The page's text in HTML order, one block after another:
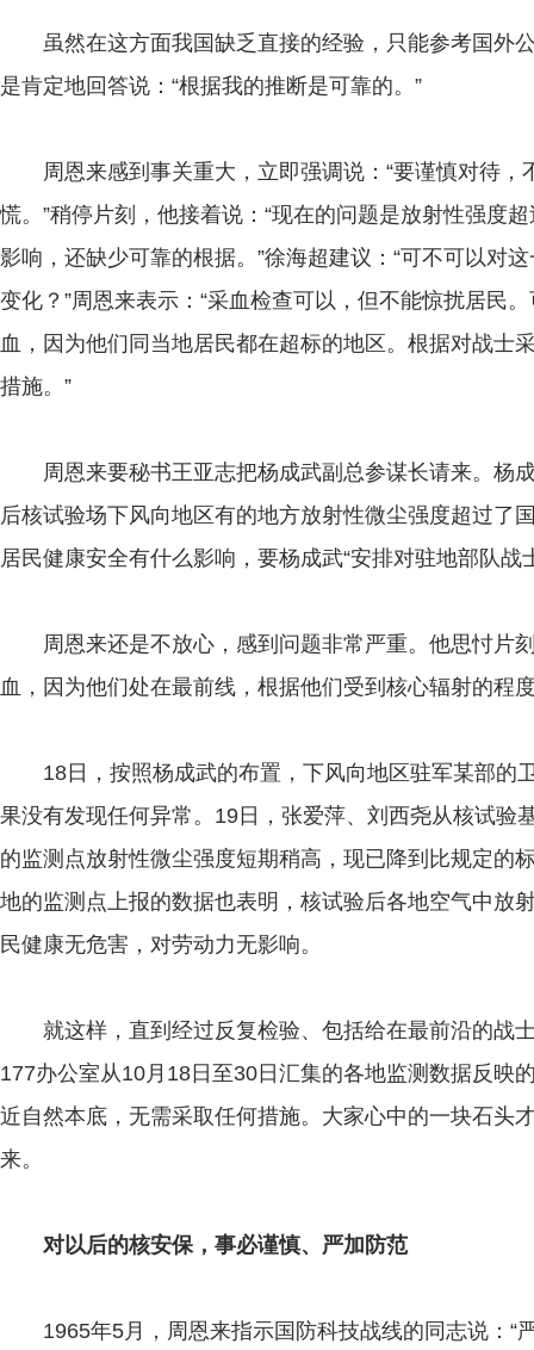
虽然在这方面我国缺乏直接的经验，只能参考国外
是肯定地回答说：“根据我的推断是可靠的。”
周恩来感到事关重大，立即强调说：“要谨慎对待，
慌。”稍停片刻，他接着说：“现在的问题是放射性强度
影响，还缺少可靠的根据。”徐海超建议：“可不可以对
变化？”周恩来表示：“采血检查可以，但不能惊扰居民
血，因为他们同当地居民都在超标的地区。根据对战士
措施。”
周恩来要秘书王亚志把杨成武副总参谋长请来。杨
后核试验场下风向地区有的地方放射性微尘强度超过了
居民健康安全有什么影响，要杨成武“安排对驻地部队战
周恩来还是不放心，感到问题非常严重。他思忖片
血，因为他们处在最前线，根据他们受到核心辐射的程
18日，按照杨成武的布置，下风向地区驻军某部的
果没有发现任何异常。19日，张爱萍、刘西尧从核试验
的监测点放射性微尘强度短期稍高，现已降到比规定的
地的监测点上报的数据也表明，核试验后各地空气中放
民健康无危害，对劳动力无影响。
就这样，直到经过反复检验、包括给在最前沿的战
177办公室从10月18日至30日汇集的各地监测数据反映
近自然本底，无需采取任何措施。大家心中的一块石头
来。
对以后的核安保，事必谨慎、严加防范
1965年5月，周恩来指示国防科技战线的同志说：“